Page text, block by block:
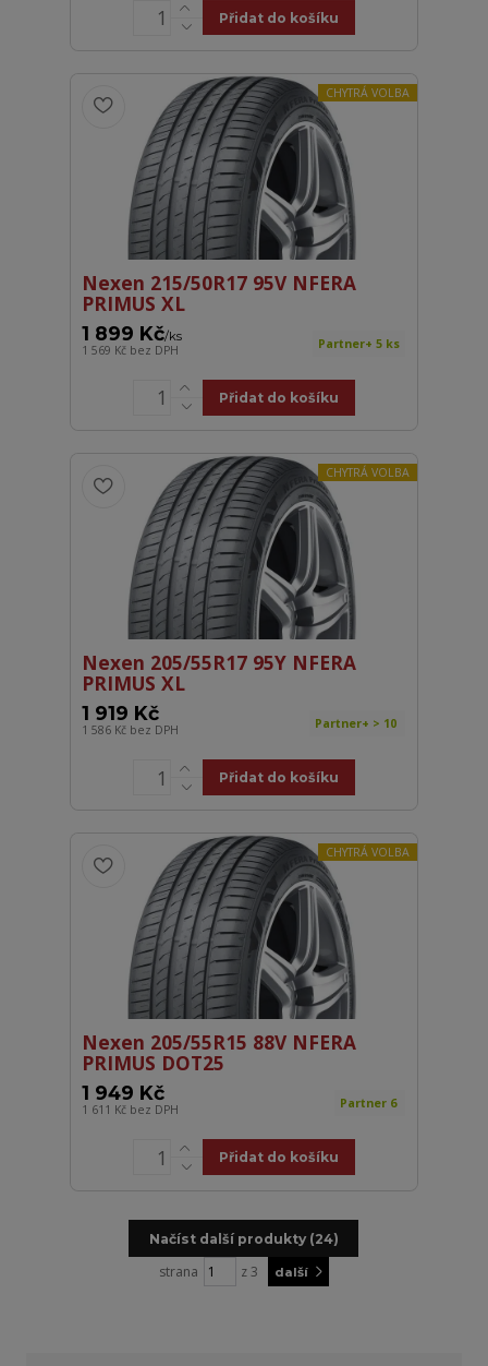
Přidat do košíku
CHYTRÁ VOLBA
Nexen 215/50R17 95V NFERA
PRIMUS XL
1 899 Kč/ks
1 569 Kč bez DPH Partner+ 5 ks
Přidat do košíku
CHYTRÁ VOLBA
Nexen 205/55R17 95Y NFERA
PRIMUS XL
1 919 Kč
1 586 Kč bez DPH Partner+ > 10
Přidat do košíku
CHYTRÁ VOLBA
Nexen 205/55R15 88V NFERA
PRIMUS DOT25
1 949 Kč
1 611 Kč bez DPH Partner 6
Přidat do košíku
Načíst další produkty (24)
strana z 3 další